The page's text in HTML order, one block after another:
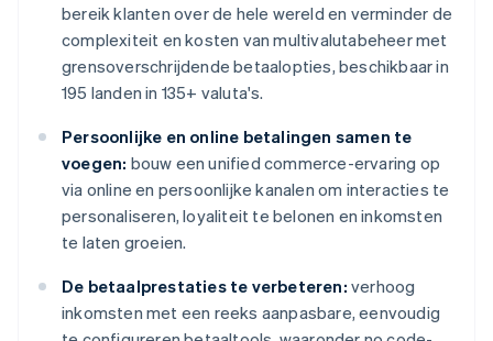
bereik klanten over de hele wereld en verminder de
complexiteit en kosten van multivalutabeheer met
grensoverschrijdende betaalopties, beschikbaar in
195 landen in 135+ valuta's.
Persoonlijke en online betalingen samen te
voegen: bouw een unified commerce-ervaring op
via online en persoonlijke kanalen om interacties te
personaliseren, loyaliteit te belonen en inkomsten
te laten groeien.
De betaalprestaties te verbeteren: verhoog
inkomsten met een reeks aanpasbare, eenvoudig